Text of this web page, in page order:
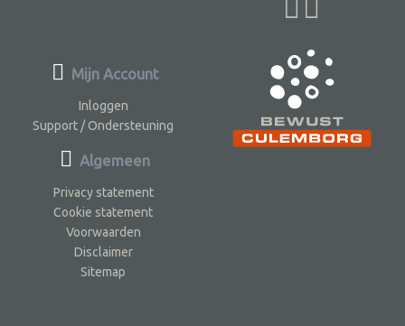
Mijn Account
Inloggen
Support / Ondersteuning
Algemeen
Privacy statement
Cookie statement
Voorwaarden
Disclaimer
Sitemap